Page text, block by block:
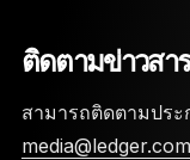
ติดตามข่าวสาร
สามารถติดตามประ
media@ledger.com